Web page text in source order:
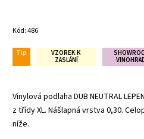
Kód:486
Tip
VZOREK K
ZASLÁNÍ
Vinylová podlaha DUB NEUTRAL
z třídy XL. Nášlapná vrstva 0,30.
níže.